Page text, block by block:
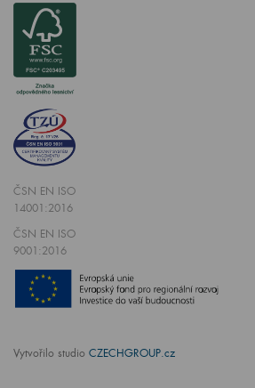
ČSN EN ISO
14001:2016
ČSN EN ISO
9001:2016
Vytvořilo studio CZECHGROUP.cz